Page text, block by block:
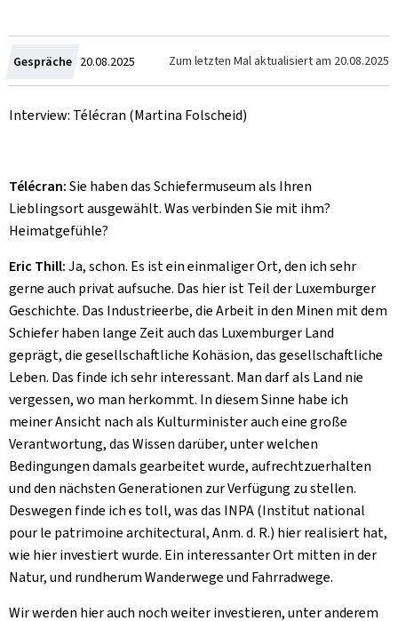
Gespräche Crée
le
20.08.2025 Zum letzten Mal aktualisiert am 20.08.2025
Interview: Télécran (Martina Folscheid)
Télécran:Sie haben das Schiefermuseum als Ihren
Lieblingsort ausgewählt. Was verbinden Sie mit ihm?
Heimatgefühle?
Eric Thill:Ja, schon. Es ist ein einmaliger Ort, den ich sehr
gerne auch privat aufsuche. Das hier ist Teil der Luxemburger
Geschichte. Das Industrieerbe, die Arbeit in den Minen mit dem
Schiefer haben lange Zeit auch das Luxemburger Land
geprägt, die gesellschaftliche Kohäsion, das gesellschaftliche
Leben. Das finde ich sehr interessant. Man darf als Land nie
vergessen, wo man herkommt. In diesem Sinne habe ich
meiner Ansicht nach als Kulturminister auch eine große
Verantwortung, das Wissen darüber, unter welchen
Bedingungen damals gearbeitet wurde, aufrechtzuerhalten
und den nächsten Generationen zur Verfügung zu stellen.
Deswegen finde ich es toll, was das INPA (Institut national
pour le patrimoine architectural, Anm. d. R.) hier realisiert hat,
wie hier investiert wurde. Ein interessanter Ort mitten in der
Natur, und rundherum Wanderwege und Fahrradwege.
Wir werden hier auch noch weiter investieren, unter anderem